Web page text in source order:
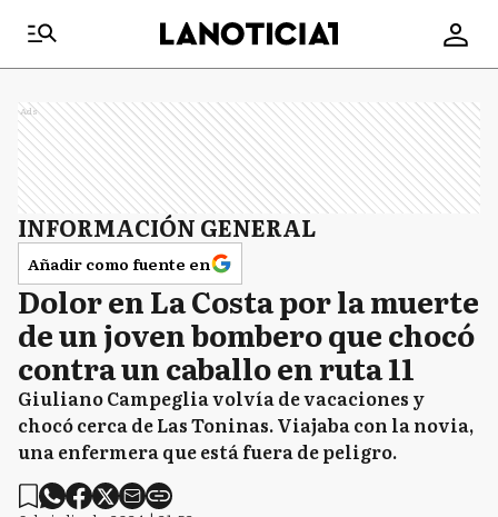
Ads
INFORMACIÓN GENERAL
Añadir como fuente en
Dolor en La Costa por la muerte
de un joven bombero que chocó
contra un caballo en ruta 11
Giuliano Campeglia volvía de vacaciones y
chocó cerca de Las Toninas. Viajaba con la novia,
una enfermera que está fuera de peligro.